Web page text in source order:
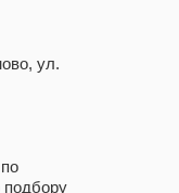
ул.
подбору